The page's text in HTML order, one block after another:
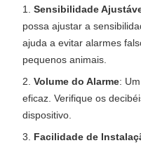
Sensibilidade
possa ajustar a
ajuda a evitar alarmes
pequenos animais.
Volume do Alarme:
eficaz. Verifique os
dispositivo.
Facilidade de